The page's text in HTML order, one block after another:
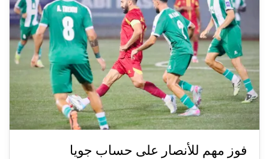
فوز مهم للأنصار على حساب جويا